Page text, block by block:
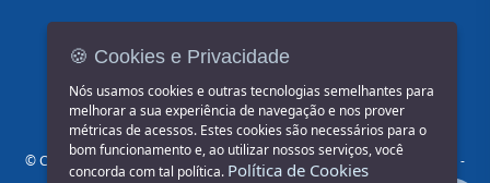
© COPYRIGHT 2026, Prefeitura Municipal de Jahu | Rua Paissandu, 444 -
🍪 Cookies e Privacidade
Nós usamos cookies e outras tecnologias semelhantes para
melhorar a sua experiência de navegação e nos prover
métricas de acessos. Estes cookies são necessários para o
bom funcionamento e, ao utilizar nossos serviços, você
concorda com tal política. Política de Cookies